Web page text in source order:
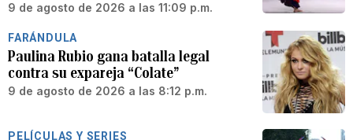
9 de agosto de 2026 a las 11:09 p.m.
FARÁNDULA
Paulina Rubio gana batalla legal
contra su expareja “Colate”
9 de agosto de 2026 a las 8:12 p.m.
PELÍCULAS Y SERIES